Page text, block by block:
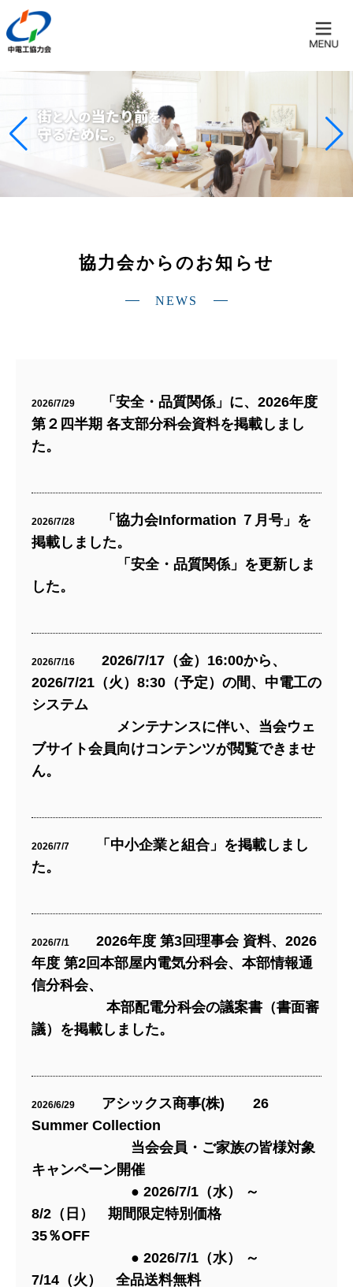
協力会からのお知らせ
NEWS
2026/7/29
「安全・品質関係」に、2026年度
第２四半期 各支部分科会資料を掲載しまし
た。
2026/7/28
「協力会Information ７月号」を
掲載しました。
「安全・品質関係」を更新しま
した。
2026/7/16
2026/7/17（金）16:00から、
2026/7/21（火）8:30（予定）の間、中電工の
システム
メンテナンスに伴い、当会ウェ
ブサイト会員向けコンテンツが閲覧できませ
ん。
2026/7/7
「中小企業と組合」を掲載しまし
た。
2026/7/1
2026年度 第3回理事会 資料、2026
年度 第2回本部屋内電気分科会、本部情報通
信分科会、
本部配電分科会の議案書（書面審
議）を掲載しました。
2026/6/29
アシックス商事(株) 26
Summer Collection
当会会員・ご家族の皆様対象
キャンペーン開催
● 2026/7/1（水） ～
8/2（日） 期間限定特別価格
35％OFF
● 2026/7/1（水） ～
7/14（火） 全品送料無料